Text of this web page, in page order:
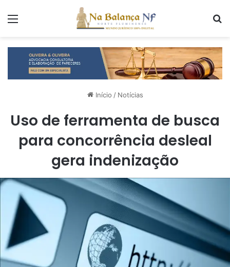
Início / Notícias
Uso de ferramenta de busca
para concorrência desleal
gera indenização